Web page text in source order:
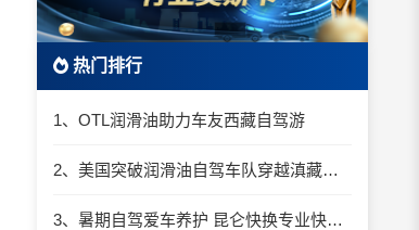
热门排行
1、OTL润滑油助力车友西藏自驾游
2、美国突破润滑油自驾车队穿越滇藏线挑战世界
3、暑期自驾爱车养护 昆仑快换专业快捷服务成首选